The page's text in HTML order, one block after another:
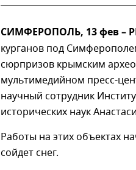
СИМФЕРОПОЛЬ, 13 фев –
курганов под
сюрпризов крымским
мультимедийном пресс-
научный сотрудник
исторических наук
Работы на этих объектах
сойдет снег.